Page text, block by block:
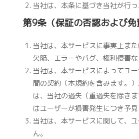
当社は、本条に基づき当社が行
第9条（保証の否認および免
当社は、本サービスに事実上ま
欠陥、エラーやバグ、権利侵害
当社は、本サービスによってユ
間の契約（本規約を含みます。
は、当社の過失（重過失を除き
はユーザーが損害発生につき予
当社は、本サービスに関して、
ん。